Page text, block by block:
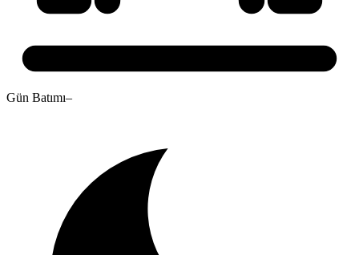
Gün Batımı–